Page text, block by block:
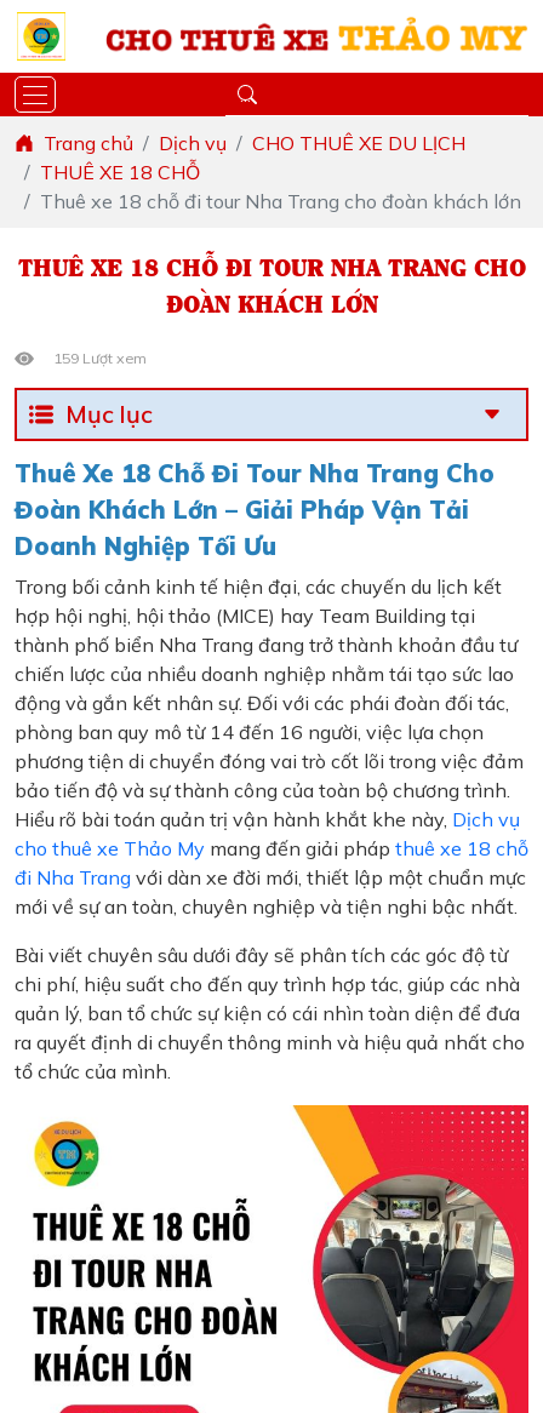
Trang chủ Dịch vụ
CHO THUÊ XE DU LỊCH
THUÊ XE 18 CHỖ
Thuê xe 18 chỗ đi tour Nha Trang cho đoàn khách lớn
THUÊ XE 18 CHỖ ĐI TOUR NHA TRANG CHO
ĐOÀN KHÁCH LỚN
159 Lượt xem
Mục lục
Thuê Xe 18 Chỗ Đi Tour Nha Trang Cho
Đoàn Khách Lớn – Giải Pháp Vận Tải
Doanh Nghiệp Tối Ưu
Trong bối cảnh kinh tế hiện đại, các chuyến du lịch kết
hợp hội nghị, hội thảo (MICE) hay Team Building tại
thành phố biển Nha Trang đang trở thành khoản đầu tư
chiến lược của nhiều doanh nghiệp nhằm tái tạo sức lao
động và gắn kết nhân sự. Đối với các phái đoàn đối tác,
phòng ban quy mô từ 14 đến 16 người, việc lựa chọn
phương tiện di chuyển đóng vai trò cốt lõi trong việc đảm
bảo tiến độ và sự thành công của toàn bộ chương trình.
Hiểu rõ bài toán quản trị vận hành khắt khe này, Dịch vụ
cho thuê xe Thảo My mang đến giải pháp thuê xe 18 chỗ
đi Nha Trang với dàn xe đời mới, thiết lập một chuẩn mực
mới về sự an toàn, chuyên nghiệp và tiện nghi bậc nhất.
Bài viết chuyên sâu dưới đây sẽ phân tích các góc độ từ
chi phí, hiệu suất cho đến quy trình hợp tác, giúp các nhà
quản lý, ban tổ chức sự kiện có cái nhìn toàn diện để đưa
ra quyết định di chuyển thông minh và hiệu quả nhất cho
tổ chức của mình.